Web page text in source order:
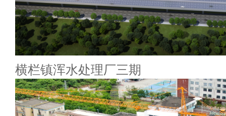
横栏镇浑水处理厂三期